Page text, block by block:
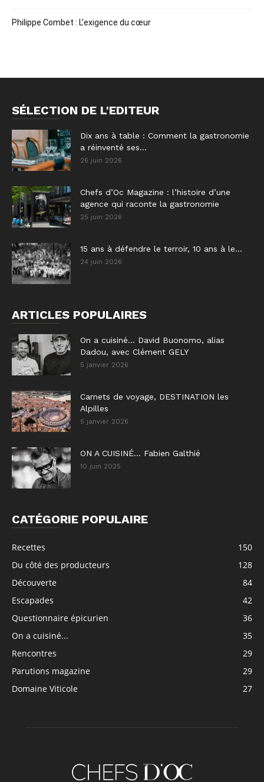
Philippe Combet : L’exigence du cœur
SÉLECTION DE L'EDITEUR
Dix ans à table : Comment la gastronomie
a réinventé ses...
26 juin 2026
Chefs d’Oc Magazine : l’histoire d’une
agence qui raconte la gastronomie
25 juin 2026
15 ans à défendre le terroir, 10 ans à le...
24 juin 2026
ARTICLES POPULAIRES
On a cuisiné… David Buonomo, alias
Dadou, avec Clément GELY
5 janvier 2026
Carnets de voyage, DESTINATION les
Alpilles
5 janvier 2026
ON A CUISINÉ… Fabien Galthié
10 juin 2025
CATÉGORIE POPULAIRE
Recettes
150
Du côté des producteurs
128
Découverte
84
Escapades
42
Questionnaire épicurien
36
On a cuisiné...
35
Rencontres
29
Parutions magazine
29
Domaine Viticole
27